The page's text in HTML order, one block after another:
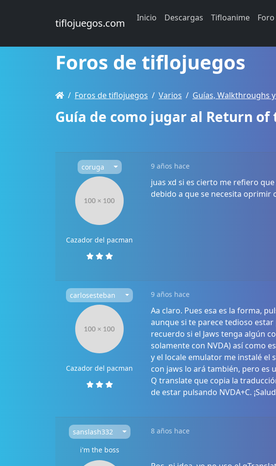
tiflojuegos.com Inicio Descargas Tifloanime Foro
Foros de tiflojuegos
Foros de tiflojuegos Varios Guías, Walkthroughs
Guía de como jugar al Return of
coruga 9 años hace
Cazador del pacman
juas xd si es cierto me refiero
debido a que se necesita
carlosesteban 9 años hace
Cazador del pacman
Aa claro. Pues esa es la forma,
aunque si te parece tedioso estar
recuerdo si el Jaws tenga algún
solamente con NVDA) así como
y el locale emulator me instalé el
con jaws lo ará también, pero es
Q translate que copia la
de estar pulsando NVDA+C.
sanslash332
i'm the boss
8 años hace